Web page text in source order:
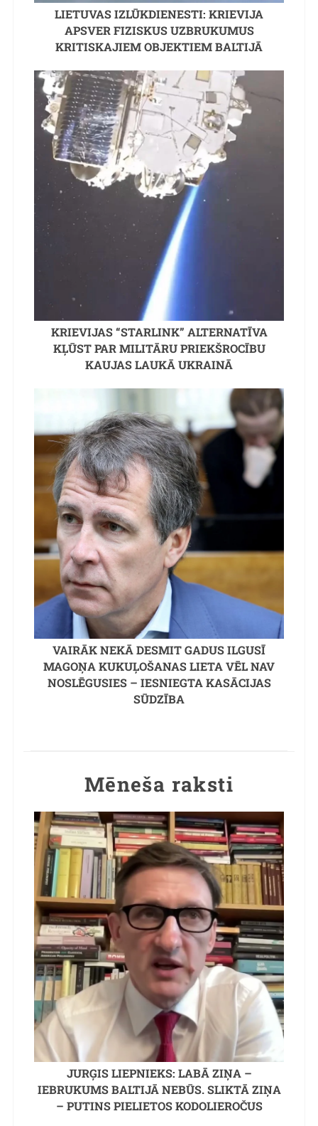
LIETUVAS IZLŪKDIENESTI: KRIEVIJA
APSVER FIZISKUS UZBRUKUMUS
KRITISKAJIEM OBJEKTIEM BALTIJĀ
KRIEVIJAS “STARLINK” ALTERNATĪVA
KĻŪST PAR MILITĀRU PRIEKŠROCĪBU
KAUJAS LAUKĀ UKRAINĀ
VAIRĀK NEKĀ DESMIT GADUS ILGUSĪ
MAGOŅA KUKUĻOŠANAS LIETA VĒL NAV
NOSLĒGUSIES – IESNIEGTA KASĀCIJAS
SŪDZĪBA
Mēneša raksti
JURĢIS LIEPNIEKS: LABĀ ZIŅA –
IEBRUKUMS BALTIJĀ NEBŪS. SLIKTĀ ZIŅA
– PUTINS PIELIETOS KODOLIEROČUS